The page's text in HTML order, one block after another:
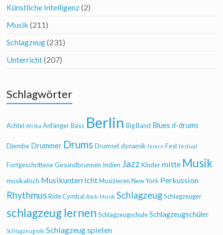
Künstliche Intelligenz(2)
Musik (211)
Schlagzeug(231)
Unterricht(207)
Schlagwörter
Achtel Afrika Anfänger Bass Berlin Big Band Blues d-drums
Djembe Drummer Drums Drumset dynamik feiern Fest festival
Fortgeschrittene Gesundbrunnen Indien Jazz Kinder mitte Musik
musikalisch Musikunterricht Musizieren New York Perkussion
Rhythmus Ride Cymbal Rock-Musik Schlagzeug Schlagzeuger
schlagzeug lernen Schlagzeugschule Schlagzeugschüler
Schlagzeugsolo Schlagzeug spielen